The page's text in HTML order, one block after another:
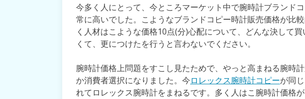
今多く人にとって、今ところマーケット中で腕時計ブランド
常に高いでした。こようなブランドコピー時計販売価格が比
く人材はこような価格10点(分)心配について、どんな決して
くて、更につけたを行うと言わないでください。
腕時計価格上問題をすこし見たためで、やっと高まねる腕時
か消費者選択になりました。今ロレックス腕時計コピーが同
れてロレックス腕時計をまねるです。多く人はこ腕時計価格